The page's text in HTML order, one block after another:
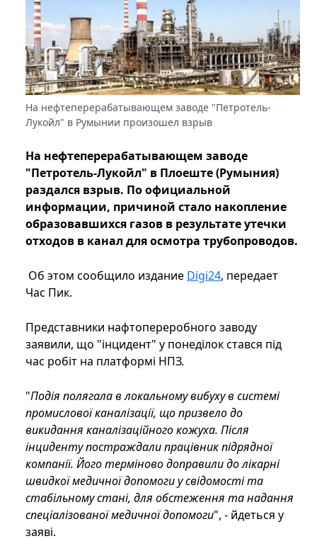
На нефтеперерабатывающем заводе "Петротель-
Лукойл" в Румынии произошел взрыв
На нефтеперерабатывающем заводе
"Петротель-Лукойл" в Плоеште (Румыния)
раздался взрыв. По официальной
информации, причиной стало накопление
образовавшихся газов в результате утечки
отходов в канал для осмотра трубопроводов.
Об этом сообщило издание Digi24, передает
Час Пик.
Представники нафтопереробного заводу
заявили, що "інцидент" у понеділок стався під
час робіт на платформі НПЗ.
"Подія полягала в локальному вибуху в системі
промислової каналізації, що призвело до
викидання каналізаційного кожуха. Після
інциденту постраждали працівник підрядної
компанії. Його терміново доправили до лікарні
швидкої медичної допомоги у свідомості та
стабільному стані, для обстеження та надання
спеціалізованої медичної допомоги", - йдеться у
заяві.